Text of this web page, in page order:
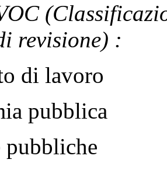
revisione) :
di lavoro
pubblica
pubbliche